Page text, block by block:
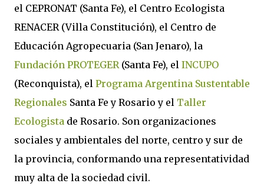
el CEPRONAT (Santa Fe), el Centro Ecologista
RENACER (Villa Constitución), el Centro de
Educación Agropecuaria (San Jenaro), la
Fundación PROTEGER (Santa Fe), el INCUPO
(Reconquista), el Programa Argentina Sustentable
Regionales Santa Fe y Rosario y el Taller
Ecologista de Rosario. Son organizaciones
sociales y ambientales del norte, centro y sur de
la provincia, conformando una representatividad
muy alta de la sociedad civil.